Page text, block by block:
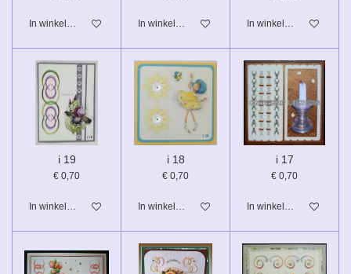
In winkelwagen In winkelwagen In winkelwagen
i 19
€ 0,70
In winkelwagen
i 18
€ 0,70
In winkelwagen
i 17
€ 0,70
In winkelwagen